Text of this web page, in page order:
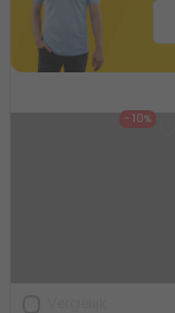
- 10%